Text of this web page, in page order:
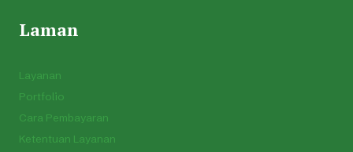
Laman
Layanan
Portfolio
Cara Pembayaran
Ketentuan Layanan